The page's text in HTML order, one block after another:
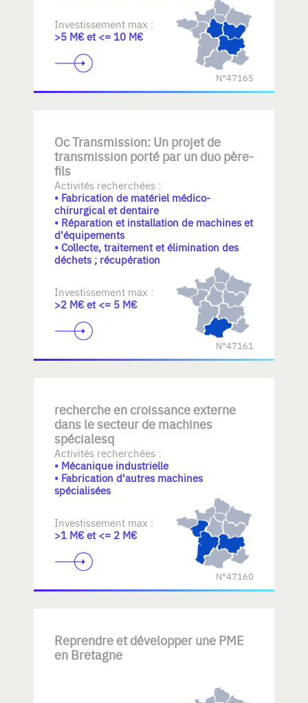
Investissement max :
>5 M€ et <= 10 M€
N°47165
Oc Transmission: Un projet de
transmission porté par un duo père-
fils
Activités recherchées :
• Fabrication de matériel médico-
chirurgical et dentaire
• Réparation et installation de machines et
d'équipements
• Collecte, traitement et élimination des
déchets ; récupération
Investissement max :
>2 M€ et <= 5 M€
N°47161
recherche en croissance externe
dans le secteur de machines
spécialesq
Activités recherchées :
• Mécanique industrielle
• Fabrication d'autres machines
spécialisées
Investissement max :
>1 M€ et <= 2 M€
N°47160
Reprendre et développer une PME
en Bretagne